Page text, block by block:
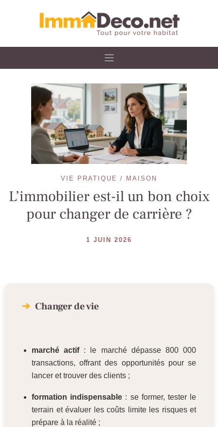
VIE PRATIQUE / MAISON
L’immobilier est-il un bon choix
pour changer de carrière ?
1 JUIN 2026
Changer de vie
marché actif: le marché dépasse 800 000
transactions, offrant des opportunités pour se
lancer et trouver des clients ;
formation indispensable : se former, tester le
terrain et évaluer les coûts limite les risques et
prépare à la réalité ;